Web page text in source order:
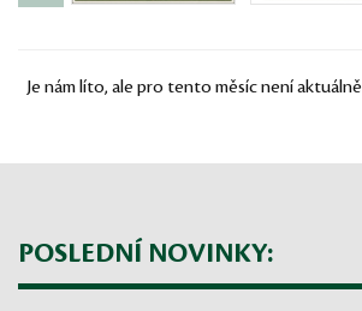
Je nám líto, ale pro tento měsíc není
POSLEDNÍ NOVINKY: